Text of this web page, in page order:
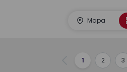
Mapa
Anterior
1 2 3